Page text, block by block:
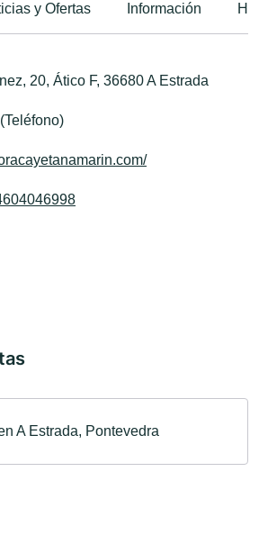
y Ofertas Información
20, Ático F, 36680 A Estrada
(Teléfono)
A Estrada, Pontevedra